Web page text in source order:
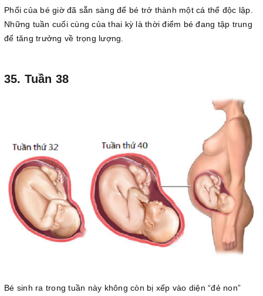
Phổi của bé giờ đã sẵn sàng để bé trở thành một cá thể độc lập.
Những tuần cuối cùng của thai kỳ là thời điểm bé đang tập trung
để tăng trưởng về trọng lượng.
35. Tuần 38
Bé sinh ra trong tuần này không còn bị xếp vào diện “đẻ non”